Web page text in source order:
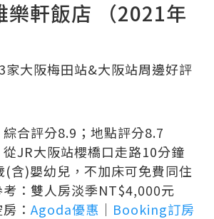
樂軒飯店 （2021年
綜合評分8.9；地點評分8.7
從JR大阪站櫻橋口走路10分鐘
(含)嬰幼兒，不加床可免費同住
考：雙人房淡季NT$4,000元
： Agoda優惠 ｜ Booking訂房